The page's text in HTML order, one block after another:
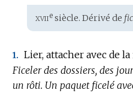
Étymologie
:
xviiesiècle. Dérivé de
1. Lier, attacher avec de
Ficeler des dossiers, des
un rôti. Un paquet ficelé